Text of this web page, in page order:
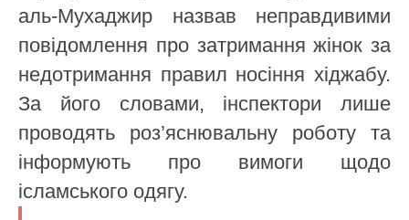
аль-Мухаджир назвав неправдивими
повідомлення про затримання жінок за
недотримання правил носіння хіджабу.
За його словами, інспектори лише
проводять роз’яснювальну роботу та
інформують про вимоги щодо
ісламського одягу.